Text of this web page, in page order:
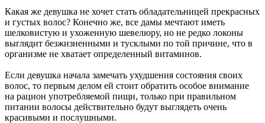
Какая же девушка не хочет стать обладательницей прекрасных
и густых волос? Конечно же, все дамы мечтают иметь
шелковистую и ухоженную шевелюру, но не редко локоны
выглядит безжизненными и тусклыми по той причине, что в
организме не хватает определенный витаминов.
Если девушка начала замечать ухудшения состояния своих
волос, то первым делом ей стоит обратить особое внимание
на рацион употребляемой пищи, только при правильном
питании волосы действительно будут выглядеть очень
красивыми и послушными.